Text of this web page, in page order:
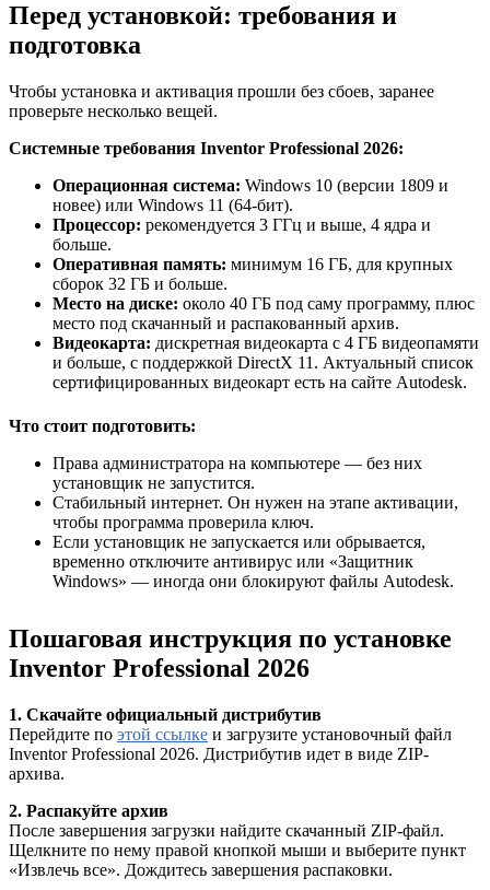
Перед установкой: требования и
подготовка
Чтобы установка и активация прошли без сбоев, заранее
проверьте несколько вещей.
Системные требования Inventor Professional 2026:
Операционная система: Windows 10 (версии 1809 и
новее) или Windows 11 (64-бит).
Процессор: рекомендуется 3 ГГц и выше, 4 ядра и
больше.
Оперативная память: минимум 16 ГБ, для крупных
сборок 32 ГБ и больше.
Место на диске: около 40 ГБ под саму программу, плюс
место под скачанный и распакованный архив.
Видеокарта: дискретная видеокарта с 4 ГБ видеопамяти
и больше, с поддержкой DirectX 11. Актуальный список
сертифицированных видеокарт есть на сайте Autodesk.
Что стоит подготовить:
Права администратора на компьютере — без них
установщик не запустится.
Стабильный интернет. Он нужен на этапе активации,
чтобы программа проверила ключ.
Если установщик не запускается или обрывается,
временно отключите антивирус или «Защитник
Windows» — иногда они блокируют файлы Autodesk.
Пошаговая инструкция по установке
Inventor Professional 2026
1. Скачайте официальный дистрибутив
Перейдите по этой ссылке и загрузите установочный файл
Inventor Professional 2026. Дистрибутив идет в виде ZIP-
архива.
2. Распакуйте архив
После завершения загрузки найдите скачанный ZIP-файл.
Щелкните по нему правой кнопкой мыши и выберите пункт
«Извлечь все». Дождитесь завершения распаковки.